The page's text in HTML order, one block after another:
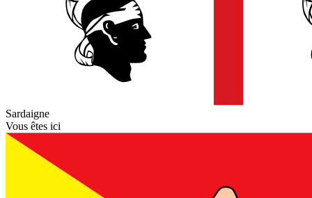
Sardaigne
Vous êtes ici